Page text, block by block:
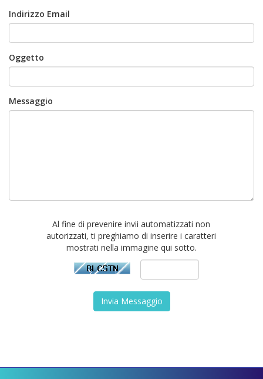
Indirizzo Email
Oggetto
Messaggio
Al fine di prevenire invii automatizzati non
autorizzati, ti preghiamo di inserire i caratteri
mostrati nella immagine qui sotto.
Invia Messaggio